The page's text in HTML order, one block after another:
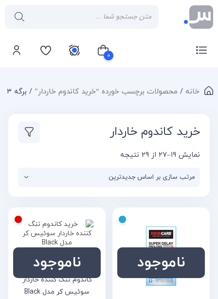
۰
سبد خرید شما خالی است خانه / محصولات برچسب خورده “خرید کاندوم خاردار” / برگه ۳
خرید کاندوم خاردار
نمایش ۱۹–۲۷ از ۲۹ نتیجه
ناموجود ناموجود
کاندوم تنگ کننده خاردار
سوئیس کر مدل Black